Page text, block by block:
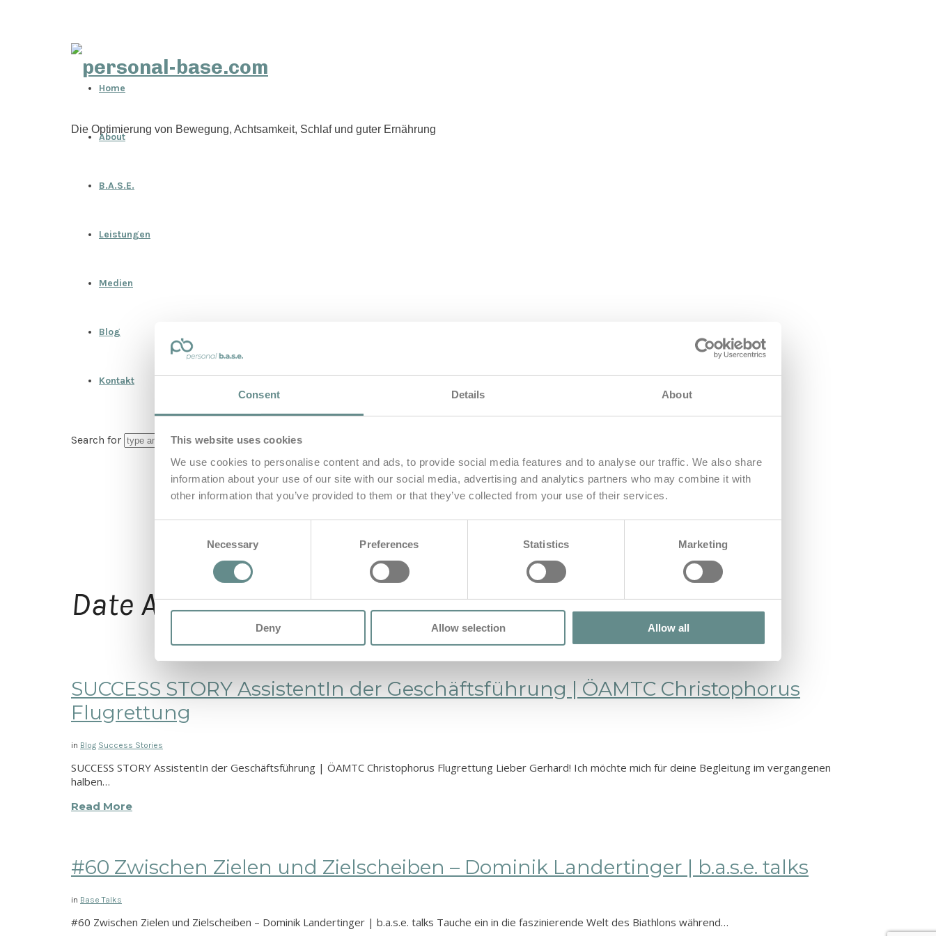
Consent Details About
This website uses cookies
We use cookies to personalise content and ads, to provide social media features and to analyse our traffic. We also share
information about your use of our site with our social media, advertising and analytics partners who may combine it with
other information that you’ve provided to them or that they’ve collected from your use of their services.
Necessary Preferences Statistics Marketing
Deny Allow selection Allow all
personal-
Die Optimierung von Bewegung, Achtsamkeit, Schlaf und guter Ernährung
Home
About
B.A.S.E.
Leistungen
Medien
Blog
Kontakt
Search for
Date Archives 1. November 2023
SUCCESS STORY AssistentIn der Geschäftsführung | ÖAMTC Christophorus
Flugrettung
in Blog Success Stories
SUCCESS STORY AssistentIn der Geschäftsführung | ÖAMTC Christophorus Flugrettung Lieber Gerhard! Ich möchte mich für deine Begleitung im vergangenen
halben…
Read More
#60 Zwischen Zielen und Zielscheiben – Dominik Landertinger | b.a.s.e. talks
in Base Talks
#60 Zwischen Zielen und Zielscheiben – Dominik Landertinger | b.a.s.e. talks Tauche ein in die faszinierende Welt des Biathlons während…